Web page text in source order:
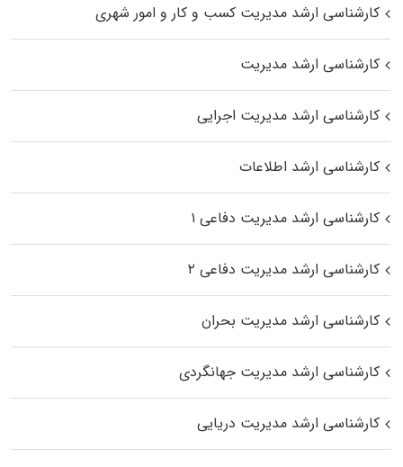
کارشناسی ارشد مدیریت کسب و کار و امور شهری
کارشناسی ارشد مدیریت
کارشناسی ارشد مدیریت اجرایی
کارشناسی ارشد اطلاعات
کارشناسی ارشد مدیریت دفاعی ۱
کارشناسی ارشد مدیریت دفاعی ۲
کارشناسی ارشد مدیریت بحران
کارشناسی ارشد مدیریت جهانگردی
کارشناسی ارشد مدیریت دریایی